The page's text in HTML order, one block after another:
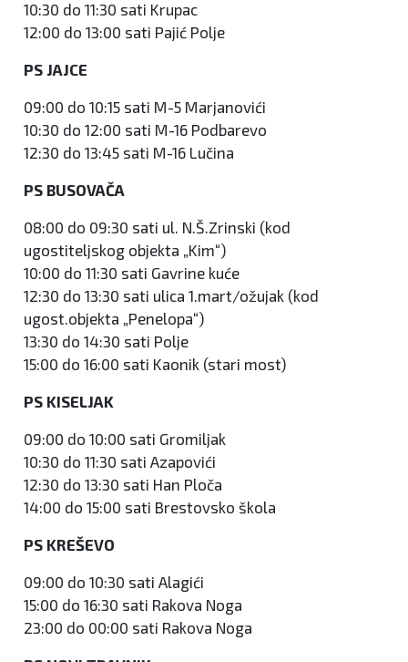
10:30 do 11:30 sati Krupac
12:00 do 13:00 sati Pajić Polje
PS JAJCE
09:00 do 10:15 sati M-5 Marjanovići
10:30 do 12:00 sati M-16 Podbarevo
12:30 do 13:45 sati M-16 Lučina
PS BUSOVAČA
08:00 do 09:30 sati ul. N.Š.Zrinski (kod
ugostiteljskog objekta „Kim“)
10:00 do 11:30 sati Gavrine kuće
12:30 do 13:30 sati ulica 1.mart/ožujak (kod
ugost.objekta „Penelopa“)
13:30 do 14:30 sati Polje
15:00 do 16:00 sati Kaonik (stari most)
PS KISELJAK
09:00 do 10:00 sati Gromiljak
10:30 do 11:30 sati Azapovići
12:30 do 13:30 sati Han Ploča
14:00 do 15:00 sati Brestovsko škola
PS KREŠEVO
09:00 do 10:30 sati Alagići
15:00 do 16:30 sati Rakova Noga
23:00 do 00:00 sati Rakova Noga